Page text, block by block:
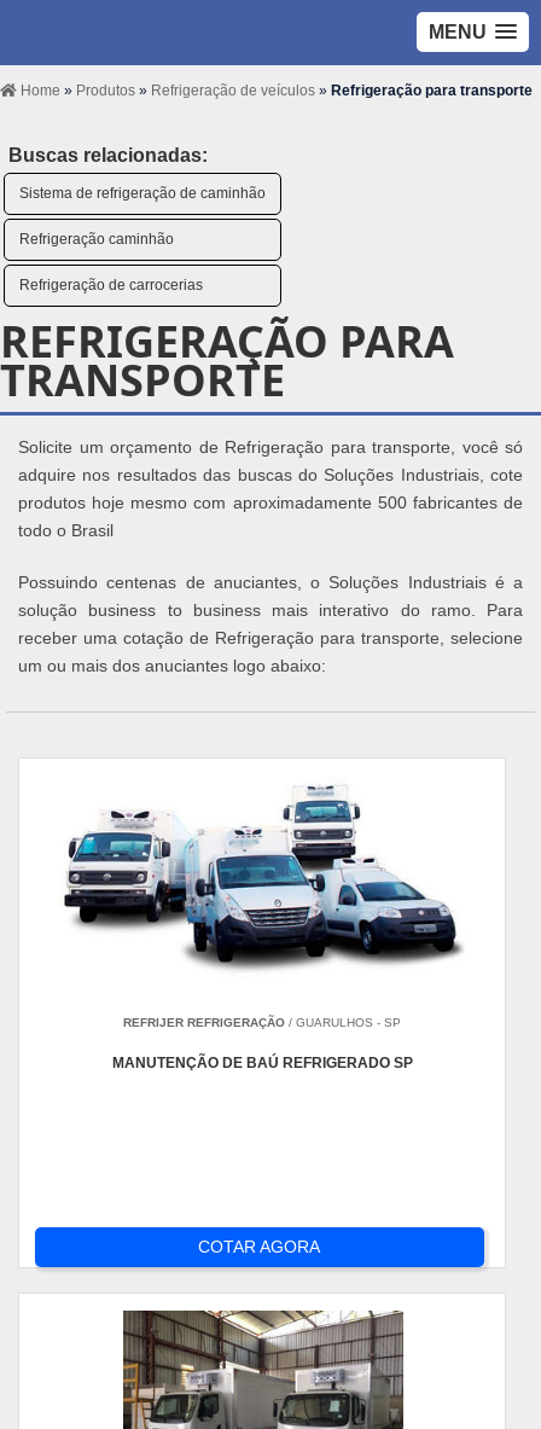
MENU
Home » Produtos » Refrigeração de veículos » Refrigeração para transporte
Buscas relacionadas:
Sistema de refrigeração de caminhão
Refrigeração caminhão
Refrigeração de carrocerias
REFRIGERAÇÃO PARA
TRANSPORTE
Solicite um orçamento de Refrigeração para transporte, você só
adquire nos resultados das buscas do Soluções Industriais, cote
produtos hoje mesmo com aproximadamente 500 fabricantes de
todo o Brasil
Possuindo centenas de anuciantes, o Soluções Industriais é a
solução business to business mais interativo do ramo. Para
receber uma cotação de Refrigeração para transporte, selecione
um ou mais dos anuciantes logo abaixo:
REFRIJER REFRIGERAÇÃO / GUARULHOS - SP
MANUTENÇÃO DE BAÚ REFRIGERADO SP
COTAR AGORA